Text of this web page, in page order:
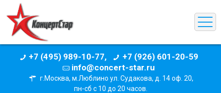
+7 (495) 989-10-77,
+7 (926) 601-20-59
info@concert-star.ru
г.Москва, м.Люблино ул. Судакова, д. 14 оф. 20,
пн-сб с 10 до 20 часов.